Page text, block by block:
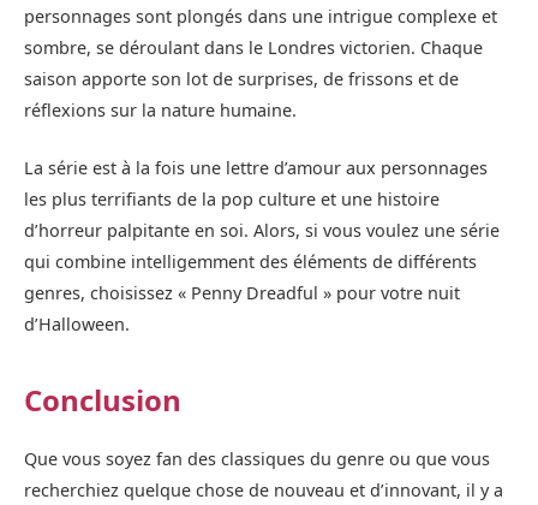
personnages sont plongés dans une intrigue complexe et
sombre, se déroulant dans le Londres victorien. Chaque
saison apporte son lot de surprises, de frissons et de
réflexions sur la nature humaine.
La série est à la fois une lettre d’amour aux personnages
les plus terrifiants de la pop culture et une histoire
d’horreur palpitante en soi. Alors, si vous voulez une série
qui combine intelligemment des éléments de différents
genres, choisissez « Penny Dreadful » pour votre nuit
d’Halloween.
Conclusion
Que vous soyez fan des classiques du genre ou que vous
recherchiez quelque chose de nouveau et d’innovant, il y a